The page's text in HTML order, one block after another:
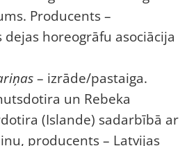
Producents –
dejas horeogrāfu asociācija
– izrāde/pastaiga.
un Rebeka
(Islande) sadarbībā ar
producents – Latvijas